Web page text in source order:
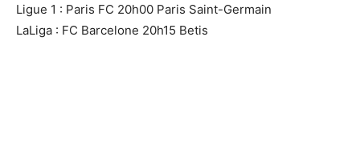
Ligue 1 : Paris FC 20h00 Paris Saint-Germain
LaLiga : FC Barcelone 20h15 Betis